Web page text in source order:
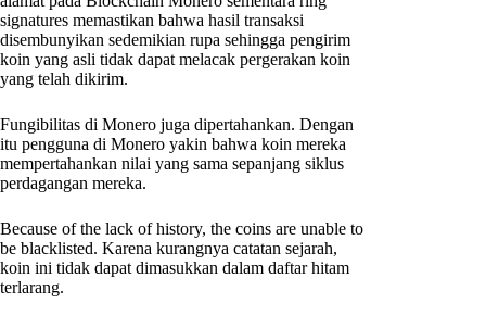
signatures memastikan bahwa hasil transaksi
disembunyikan sedemikian rupa sehingga pengirim
koin yang asli tidak dapat melacak pergerakan koin
yang telah dikirim.
Fungibilitas di Monero juga dipertahankan. Dengan
itu pengguna di Monero yakin bahwa koin mereka
mempertahankan nilai yang sama sepanjang siklus
perdagangan mereka.
Because of the lack of history, the coins are unable to
be blacklisted. Karena kurangnya catatan sejarah,
koin ini tidak dapat dimasukkan dalam daftar hitam
terlarang.